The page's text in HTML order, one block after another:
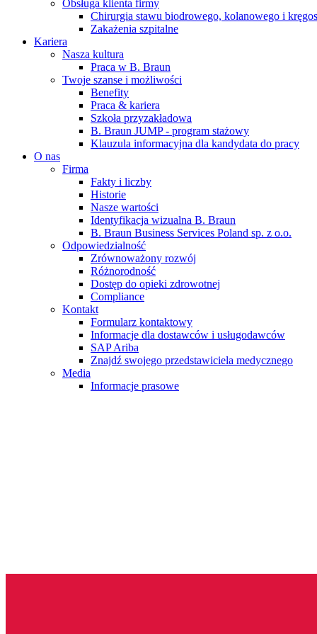
Serwis Techniczny - ATS
Przegląd i naprawa instrumentów oraz
urządzeń medycznych, zarówno w okresie gwarancji, jak i w
Obsługa klienta firmy
Chirurgia stawu biodrowego, kolanowego i
Zakażenia szpitalne
Kariera
Nasza kultura
Praca w B. Braun
Twoje szanse i możliwości
Benefity
Praca & kariera
Szkoła przyzakładowa
B. Braun JUMP - program stażowy
Klauzula informacyjna dla kandydata do pracy
O nas
Firma
Fakty i liczby
Historie
Nasze wartości
Identyfikacja wizualna B. Braun
B. Braun Business Services Poland sp. z o.o.
Odpowiedzialność
Zrównoważony rozwój
Różnorodność
Dostęp do opieki zdrowotnej
Compliance
Kontakt
Formularz kontaktowy
Informacje dla dostawców i usługodawców
SAP Ariba
Znajdź swojego przedstawiciela medycznego
Media
Informacje prasowe